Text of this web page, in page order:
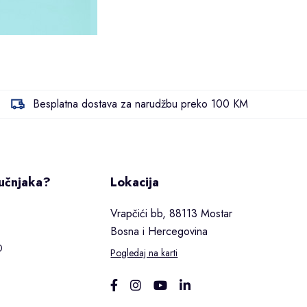
Besplatna dostava za narudžbu preko 100 KM
Lokacija
Vrapčići bb, 88113 Mostar
Bosna i Hercegovina
Pogledaj na karti